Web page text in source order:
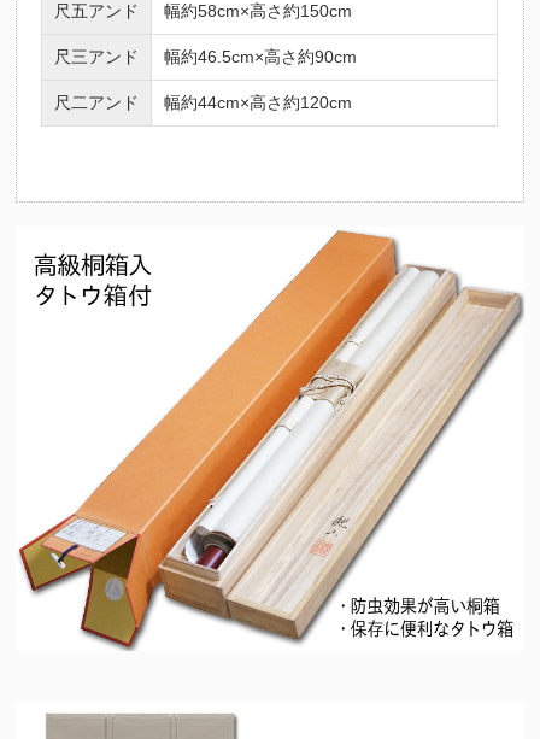
尺五アンド 幅約58cm×高さ約150cm
尺三アンド 幅約46.5cm×高さ約90cm
尺二アンド 幅約44cm×高さ約120cm